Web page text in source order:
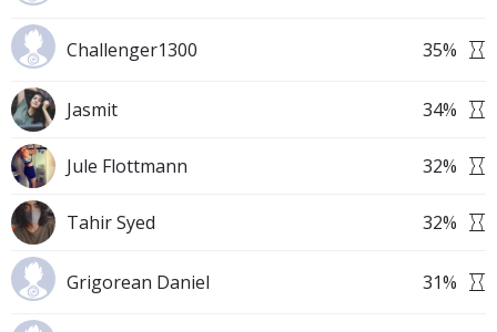
Challenger1300 35%
Jasmit 34%
Jule Flottmann 32%
Tahir Syed 32%
Grigorean Daniel 31%